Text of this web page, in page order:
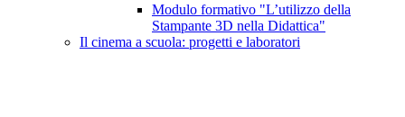
Modulo formativo "L’utilizzo della
Stampante 3D nella Didattica"
Il cinema a scuola: progetti e laboratori